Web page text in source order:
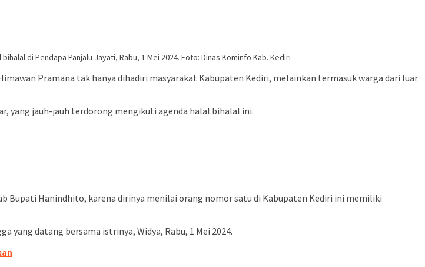
di Pendapa Panjalu Jayati, Rabu, 1 Mei 2024. Foto: Dinas Kominfo Kab. Kediri
Pramana tak hanya dihadiri masyarakat Kabupaten Kediri, melainkan termasuk warga dari luar
yang jauh-jauh terdorong mengikuti agenda halal bihalal ini.
Bupati Hanindhito, karena dirinya menilai orang nomor satu di Kabupaten Kediri ini memiliki
datang bersama istrinya, Widya, Rabu, 1 Mei 2024.